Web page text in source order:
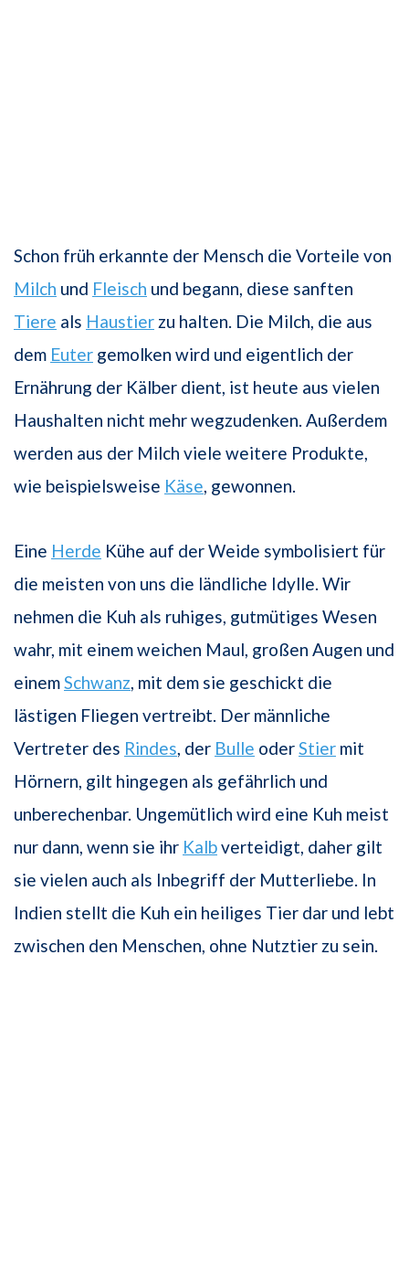
Schon früh erkannte der Mensch die Vorteile von
Milch und Fleisch und begann, diese sanften
Tiere als Haustier zu halten. Die Milch, die aus
dem Euter gemolken wird und eigentlich der
Ernährung der Kälber dient, ist heute aus vielen
Haushalten nicht mehr wegzudenken. Außerdem
werden aus der Milch viele weitere Produkte,
wie beispielsweise Käse , gewonnen.
Eine Herde Kühe auf der Weide symbolisiert für
die meisten von uns die ländliche Idylle. Wir
nehmen die Kuh als ruhiges, gutmütiges Wesen
wahr, mit einem weichen Maul, großen Augen und
einemSchwanz , mit dem sie geschickt die
lästigen Fliegen vertreibt. Der männliche
Vertreter des Rindes , der Bulle oderStier mit
Hörnern, gilt hingegen als gefährlich und
unberechenbar. Ungemütlich wird eine Kuh meist
nur dann, wenn sie ihr Kalbverteidigt, daher gilt
sie vielen auch als Inbegriff der Mutterliebe. In
Indien stellt die Kuh ein heiliges Tier dar und lebt
zwischen den Menschen, ohne Nutztier zu sein.